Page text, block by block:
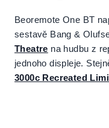
Beoremote One BT
sestavě Bang &
Theatre na hudbu z
jednoho displeje.
3000c Recreated